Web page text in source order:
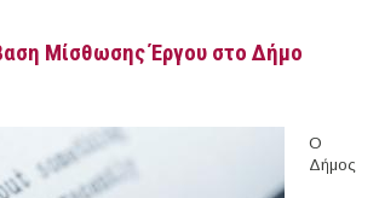
Μίσθωσης Έργου στο Δήμο
Ο
Δήμος